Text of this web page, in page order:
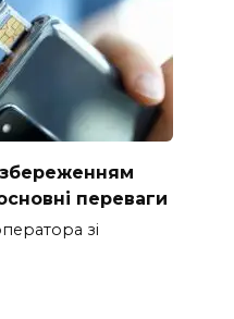
збереженням
переваги
зі